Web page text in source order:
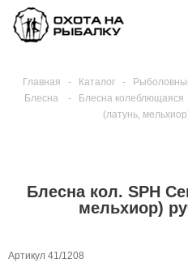
Главная - Каталог -
Блесна
- Блесна колеблющаяся
(латунь,
Блесна кол. SPH
мельхиор)
Артикул 41/1208